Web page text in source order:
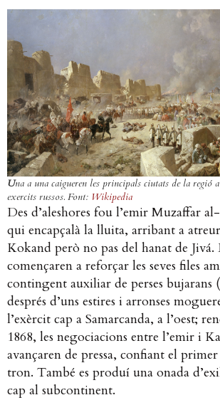
Una a una caigueren les principals ciutats de la regió
exercits russos. Font: Wikipedia
Des d’aleshores fou l’emir Muzaffar
qui encapçalà la lluita, arribant a
Kokand però no pas del hanat de Jivá.
començaren a reforçar les seves files
contingent auxiliar de perses bujarans
després d’uns estires i arronses
l’exèrcit cap a Samarcanda, a l’oest;
1868, les negociacions entre l’emir i
avançaren de pressa, confiant el
tron. També es produí una onada
cap al subcontinent.